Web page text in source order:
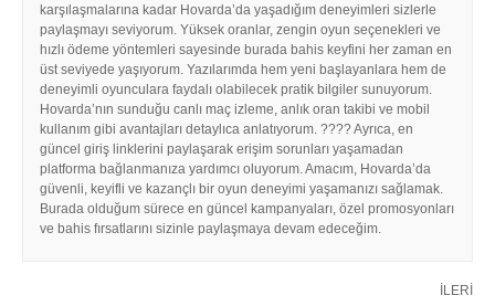
karşılaşmalarına kadar Hovarda’da yaşadığım deneyimleri sizlerle
paylaşmayı seviyorum. Yüksek oranlar, zengin oyun seçenekleri ve
hızlı ödeme yöntemleri sayesinde burada bahis keyfini her zaman en
üst seviyede yaşıyorum. Yazılarımda hem yeni başlayanlara hem de
deneyimli oyunculara faydalı olabilecek pratik bilgiler sunuyorum.
Hovarda’nın sunduğu canlı maç izleme, anlık oran takibi ve mobil
kullanım gibi avantajları detaylıca anlatıyorum. ???? Ayrıca, en
güncel giriş linklerini paylaşarak erişim sorunları yaşamadan
platforma bağlanmanıza yardımcı oluyorum. Amacım, Hovarda’da
güvenli, keyifli ve kazançlı bir oyun deneyimi yaşamanızı sağlamak.
Burada olduğum sürece en güncel kampanyaları, özel promosyonları
ve bahis fırsatlarını sizinle paylaşmaya devam edeceğim.
İLERI